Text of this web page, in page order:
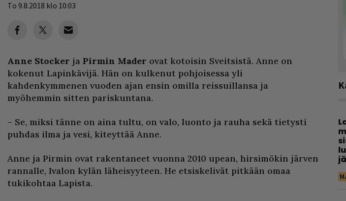
To 9.8.2018 klo 10:03
Anne Stocker ja Pirmin Mader ovat kotoisin Sveitsistä. Anne on
kokenut Lapinkävijä. Hän on kulkenut pohjoisessa yli
kahdenkymmenen vuoden ajan ensin omilla reissuillansa ja
myöhemmin sitten pariskuntana.
– Se, miksi tänne on aina tultu, on valo, luonto ja rauha sekä tietysti
puhdas ilma ja vesi, kiteyttää Anne.
Anne ja Pirmin ovat rakentaneet vuonna 2010 upean, hirsimökin järven
rannalle, Ivalon kylän läheisyyteen. He etsiskelivät pitkään omaa
tukikohtaa Lapista.